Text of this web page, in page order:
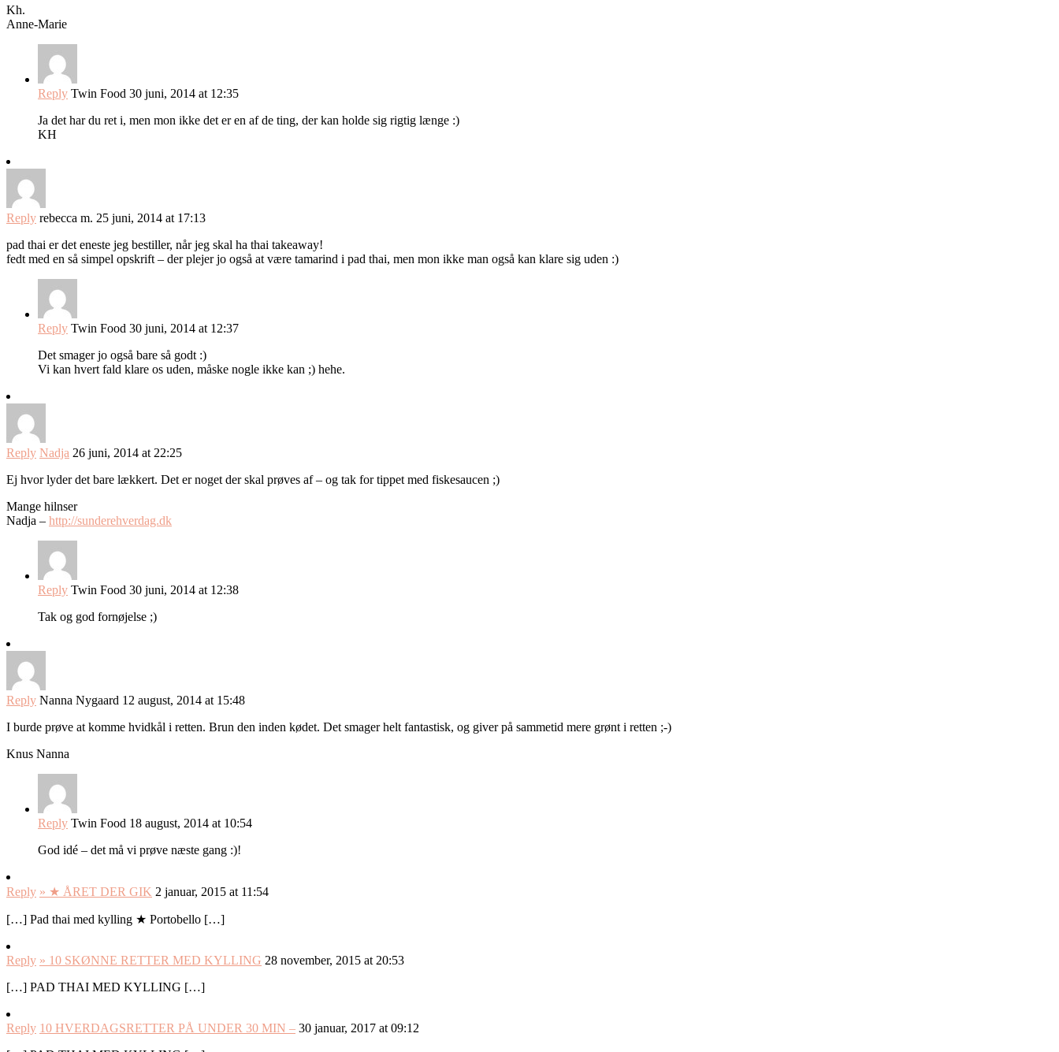
Kh.
Anne-Marie
Reply Twin Food 30 juni, 2014 at 12:35
Ja det har du ret i, men mon ikke det er en af de ting, der kan holde sig rigtig længe :)
KH
Reply rebecca m. 25 juni, 2014 at 17:13
pad thai er det eneste jeg bestiller, når jeg skal ha thai takeaway!
fedt med en så simpel opskrift – der plejer jo også at være tamarind i pad thai, men mon ikke man også kan klare sig uden :)
Reply Twin Food 30 juni, 2014 at 12:37
Det smager jo også bare så godt :)
Vi kan hvert fald klare os uden, måske nogle ikke kan ;) hehe.
Reply Nadja 26 juni, 2014 at 22:25
Ej hvor lyder det bare lækkert. Det er noget der skal prøves af – og tak for tippet med fiskesaucen ;)
Mange hilnser
Nadja – http://sunderehverdag.dk
Reply Twin Food 30 juni, 2014 at 12:38
Tak og god fornøjelse ;)
Reply Nanna Nygaard 12 august, 2014 at 15:48
I burde prøve at komme hvidkål i retten. Brun den inden kødet. Det smager helt fantastisk, og giver på sammetid mere grønt i retten ;-)
Knus Nanna
Reply Twin Food 18 august, 2014 at 10:54
God idé – det må vi prøve næste gang :)!
Reply » ★ ÅRET DER GIK 2 januar, 2015 at 11:54
[…] Pad thai med kylling ★ Portobello […]
Reply » 10 SKØNNE RETTER MED KYLLING 28 november, 2015 at 20:53
[…] PAD THAI MED KYLLING […]
Reply 10 HVERDAGSRETTER PÅ UNDER 30 MIN – 30 januar, 2017 at 09:12